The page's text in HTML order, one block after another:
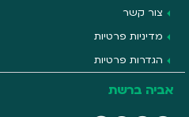
צור קשר
מדיניות פרטיות
הגדרות פרטיות
אביה ברשת